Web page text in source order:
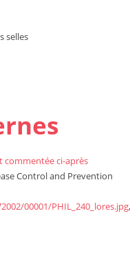
selles
Control and Prevention
00001/PHIL_240_lores.jpg,